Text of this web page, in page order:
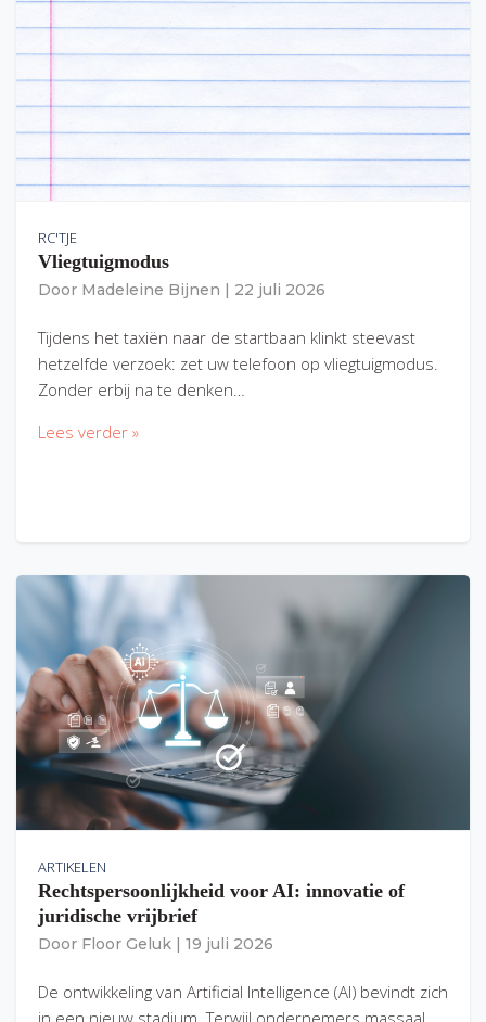
RC'TJE
Vliegtuigmodus
Door Madeleine Bijnen 22 juli 2026
Tijdens het taxiën naar de startbaan klinkt steevast
hetzelfde verzoek: zet uw telefoon op vliegtuigmodus.
Zonder erbij na te denken…
Lees verder »
ARTIKELEN
Rechtspersoonlijkheid voor AI: innovatie of
juridische vrijbrief
Door Floor Geluk 19 juli 2026
De ontwikkeling van Artificial Intelligence (AI) bevindt zich
in een nieuw stadium. Terwijl ondernemers massaal